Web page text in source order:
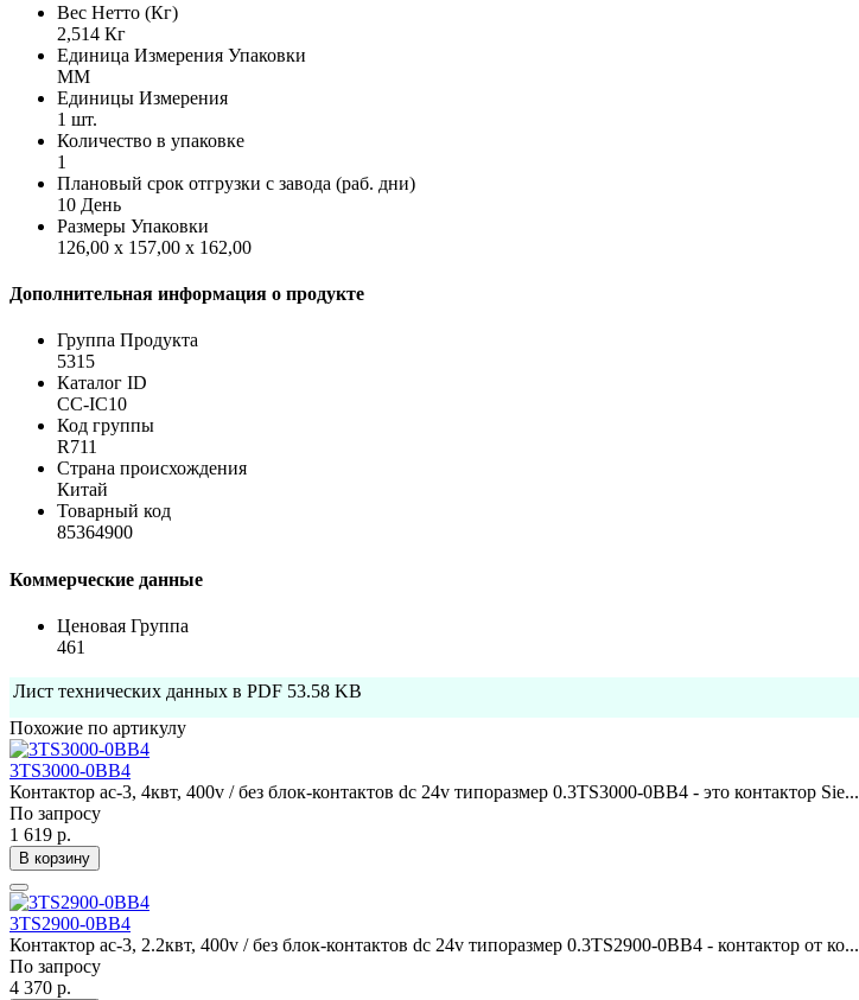
Вес Нетто (Кг)
2,514 Кг
Единица Измерения Упаковки
MM
Единицы Измерения
1 шт.
Количество в упаковке
1
Плановый срок отгрузки с завода (раб. дни)
10 День
Размеры Упаковки
126,00 x 157,00 x 162,00
Дополнительная информация о продукте
Группа Продукта
5315
Каталог ID
CC-IC10
Код группы
R711
Страна происхождения
Китай
Товарный код
85364900
Коммерческие данные
Ценовая Группа
461
Лист технических данных в PDF 53.58 KB
Похожие по артикулу
3TS3000-0BB4
Контактор ac-3, 4квт, 400v / без блок-контактов dc 24v типоразмер 0.3TS3000-0BB4 - это контактор Sie...
По запросу
1 619 р.
В корзину
3TS2900-0BB4
Контактор ac-3, 2.2квт, 400v / без блок-контактов dc 24v типоразмер 0.3TS2900-0BB4 - контактор от ко...
По запросу
4 370 р.